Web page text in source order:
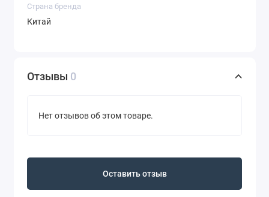
Страна бренда
Китай
Отзывы 0
Нет отзывов об этом товаре.
Оставить отзыв